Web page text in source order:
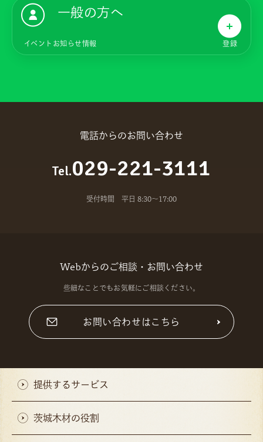
一般の方へ
イベントお知らせ情報 登録
電話からのお問い合わせ
Tel.029-221-3111
受付時間 平日 8:30～17:00
Webからのご相談・お問い合わせ
些細なことでもお気軽にご相談ください。
お問い合わせはこちら
提供するサービス
茨城木材の役割